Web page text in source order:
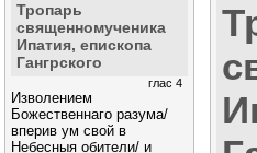
Тропарь
священномученика
Ипатия, епископа
Гангрского
глас 4
Изволением
Божественнаго разума/
вперив ум свой в
Небесныя обители/ и